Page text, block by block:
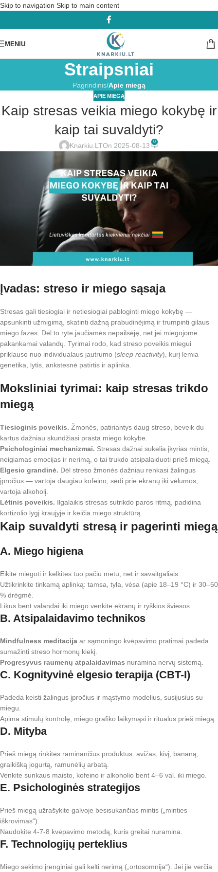
Skip to navigation Skip to main content
MENIU
Straipsniai
Pagrindinis/Apie miegą
APIE MIEGĄ
Kaip stresas veikia miego kokybę ir
kaip tai suvaldyti?
Knarkiu.LTOn 2025-08-13 0
Įvadas: streso ir miego sąsaja
Stresas gali tiesiogiai ir netiesiogiai pabloginti miego kokybę —
apsunkinti užmigimą, skatinti dažną prabudinėjimą ir trumpinti gilaus
miego fazes. Dėl to ryte jaučiamės nepailsėję, net jei miegojome
pakankamai valandų. Tyrimai rodo, kad streso poveikis miegui
priklauso nuo individualaus jautrumo (sleep reactivity), kurį lemia
genetika, lytis, ankstesnė patirtis ir aplinka.
Moksliniai tyrimai: kaip stresas trikdo
miegą
Tiesioginis poveikis. Žmonės, patiriantys daug streso, beveik du
kartus dažniau skundžiasi prasta miego kokybe.
Psichologiniai mechanizmai. Stresas dažnai sukelia įkyrias mintis,
neigiamas emocijas ir nerimą, o tai trukdo atsipalaiduoti prieš miegą.
Elgesio grandinė. Dėl streso žmonės dažniau renkasi žalingus
įpročius — vartoja daugiau kofeino, sėdi prie ekranų iki vėlumos,
vartoja alkoholį.
Lėtinis poveikis. Ilgalaikis stresas sutrikdo paros ritmą, padidina
kortizolio lygį kraujyje ir keičia miego struktūrą.
Kaip suvaldyti stresą ir pagerinti miegą
A. Miego higiena
Eikite miegoti ir kelkitės tuo pačiu metu, net ir savaitgaliais.
Užtikrinkite tinkamą aplinką: tamsa, tyla, vėsa (apie 18–19 °C) ir 30–50
% drėgmė.
Likus bent valandai iki miego venkite ekranų ir ryškios šviesos.
B. Atsipalaidavimo technikos
Mindfulness meditacija ar sąmoningo kvėpavimo pratimai padeda
sumažinti streso hormonų kiekį.
Progresyvus raumenų atpalaidavimas nuramina nervų sistemą.
C. Kognityvinė elgesio terapija (CBT-I)
Padeda keisti žalingus įpročius ir mąstymo modelius, susijusius su
miegu.
Apima stimulų kontrolę, miego grafiko laikymąsi ir ritualus prieš miegą.
D. Mityba
Prieš miegą rinkitės raminančius produktus: avižas, kivį, bananą,
graikišką jogurtą, ramunėlių arbatą.
Venkite sunkaus maisto, kofeino ir alkoholio bent 4–6 val. iki miego.
E. Psichologinės strategijos
Prieš miegą užrašykite galvoje besisukančias mintis („minties
iškrovimas“).
Naudokite 4-7-8 kvėpavimo metodą, kuris greitai nuramina.
F. Technologijų perteklius
Miego sekimo įrenginiai gali kelti nerimą („ortosomnija“). Jei jie verčia